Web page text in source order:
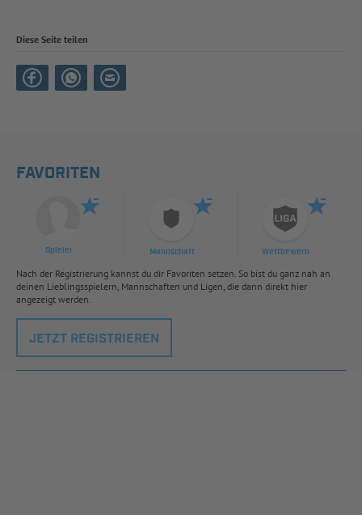
Diese Seite teilen
FAVORITEN
Spieler Mannschaft Wettbewerb
Nach der Registrierung kannst du dir Favoriten setzen. So bist du ganz nah an
deinen Lieblingsspielern, Mannschaften und Ligen, die dann direkt hier
angezeigt werden.
JETZT REGISTRIEREN